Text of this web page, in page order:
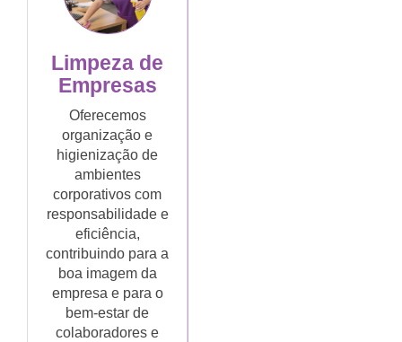
Limpeza de
Empresas
Oferecemos
organização e
higienização de
ambientes
corporativos com
responsabilidade e
eficiência,
contribuindo para a
boa imagem da
empresa e para o
bem-estar de
colaboradores e